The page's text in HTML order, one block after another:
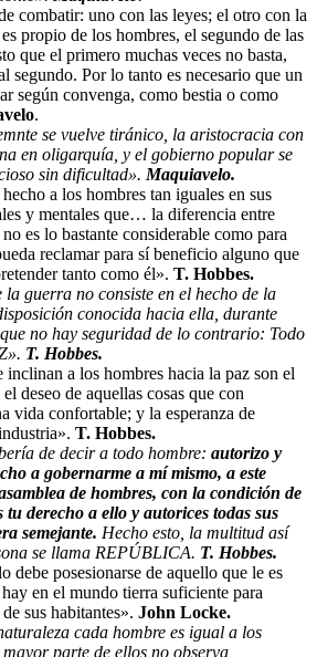
combatir: uno con las leyes; el otro con la
propio de los hombres, el segundo de las
que el primero muchas veces no basta,
segundo. Por lo tanto es necesario que un
según convenga, como bestia o como
.
se vuelve tiránico, la aristocracia con
en oligarquía, y el gobierno popular se
sin dificultad». Maquiavelo.
a los hombres tan iguales en sus
y mentales que… la diferencia entre
es lo bastante considerable como para
reclamar para sí beneficio alguno que
tanto como él». T. Hobbes.
la guerra no consiste en el hecho de la
conocida hacia ella, durante
no hay seguridad de lo contrario: Todo
T. Hobbes.
inclinan a los hombres hacia la paz son el
deseo de aquellas cosas que con
vida confortable; y la esperanza de
T. Hobbes.
de decir a todo hombre: autorizo y
a gobernarme a mí mismo, a este
de hombres, con la condición de
tu derecho a ello y autorices todas sus
semejante. Hecho esto, la multitud así
se llama REPÚBLICA. T. Hobbes.
debe posesionarse de aquello que le es
en el mundo tierra suficiente para
sus habitantes». John Locke.
cada hombre es igual a los
parte de ellos no observa